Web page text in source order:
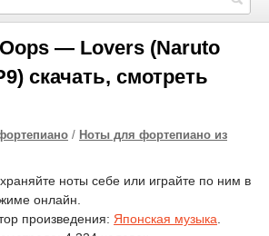
— Lovers (Naruto
скачать, смотреть
/ Ноты для фортепиано из
ноты себе или играйте по ним в
онлайн.
произведения: Японская музыка